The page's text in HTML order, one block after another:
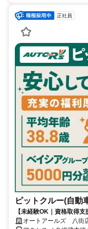
正社員
ピットクルー(自動
【未経験OK｜資格取得
る！《年間休日115日／
オートアールズ 八街